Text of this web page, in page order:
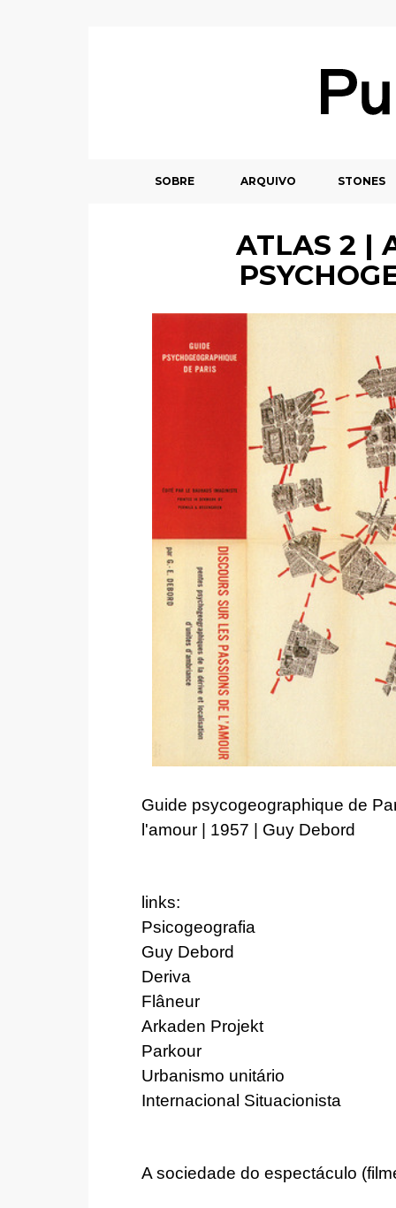
SOBRE ARQUIVO STONES
ATLAS 2 |
Guide psycogeographique de
l'amour | 1957 | Guy Debord
links:
Psicogeografia
Guy Debord
Deriva
Flâneur
Arkaden Projekt
Parkour
Urbanismo unitário
Internacional Situacionista
A sociedade do espectáculo